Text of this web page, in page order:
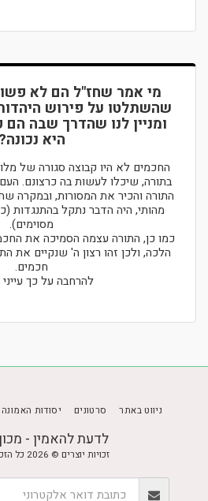
מי אמר שחז"ל הם לא
שהשתלטו על פירוש
ומניין לנו שהדרך שבה
היא נכונה?
החכמים לא היו קבוצה סגורה של
בתורה, שיכלו לעשות בה כרצונם.
התורה והכיר את המסורות, ובמקרה
מהותי, היה הדבר נתקל בהתנגדות
מסוימים).
כמו כן, התורה עצמה הסמיכה את
הלכה, ולכן זהו רצון ה' שנקיים את
חכמים.
להרחבה על כך עייני
לדעת להאמין -
זכויות יוצרים © 2026 כל הזכויות שמורות
ניווט באתר סרטונים יסודות האמונה